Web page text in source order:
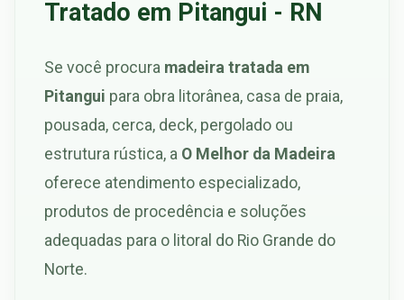
Tratado em Pitangui - RN
Se você procura madeira tratada em
Pitangui para obra litorânea, casa de praia,
pousada, cerca, deck, pergolado ou
estrutura rústica, a O Melhor da Madeira
oferece atendimento especializado,
produtos de procedência e soluções
adequadas para o litoral do Rio Grande do
Norte.